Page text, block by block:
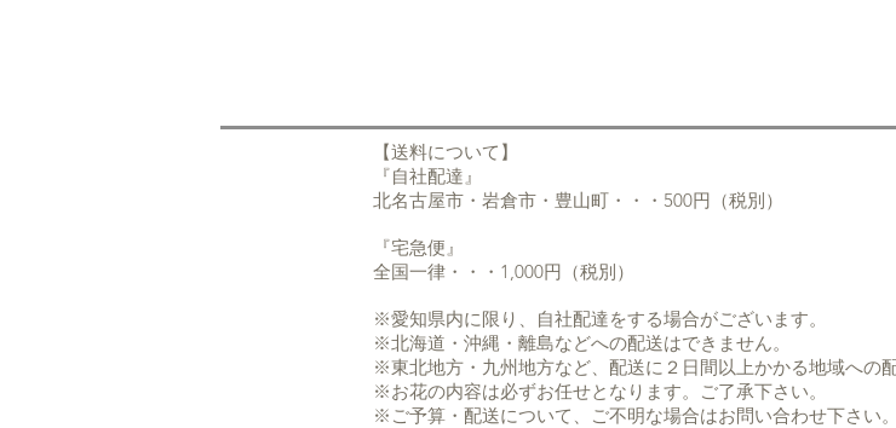
【送料について】
『自社配達』
北名古屋市・岩倉市・豊山町・・・500円（税別）
『宅急便』
全国一律・・・1,000円（税別）
※愛知県内に限り、自社配達をする場合がございます。
※北海道・沖縄・離島などへの配送はできません。
※東北地方・九州地方など、配送に２日間以上かかる地域への
※お花の内容は必ずお任せとなります。ご了承下さい。
※ご予算・配送について、ご不明な場合はお問い合わせ下さい。